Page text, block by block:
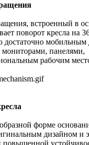
встроенный в
поворот кресла на
достаточно мобильным
мониторами, панелями,
рабочим
форме
дизайном и